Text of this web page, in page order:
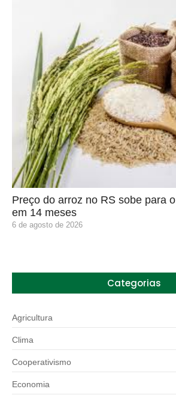
Preço do arroz no RS sobe para
em 14 meses
6 de agosto de 2026
Categorias
Agricultura
Clima
Cooperativismo
Economia